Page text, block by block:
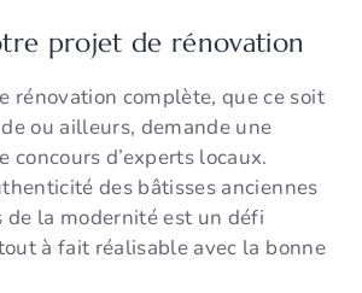
projet de rénovation
rénovation complète, que ce soit
ou ailleurs, demande une
concours d’experts locaux.
des bâtisses anciennes
de la modernité est un défi
à fait réalisable avec la bonne